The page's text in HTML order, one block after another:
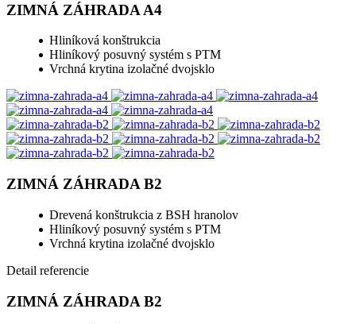
ZIMNÁ ZÁHRADA A4
Hliníková konštrukcia
Hliníkový posuvný systém s PTM
Vrchná krytina izolačné dvojsklo
ZIMNÁ ZÁHRADA B2
Drevená konštrukcia z BSH hranolov
Hliníkový posuvný systém s PTM
Vrchná krytina izolačné dvojsklo
Detail referencie
ZIMNÁ ZÁHRADA B2